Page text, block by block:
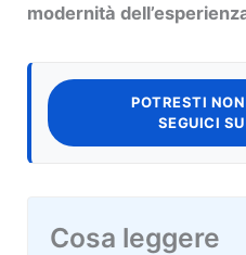
modernità
POTRESTI
SEGUICI
Cosa leggere